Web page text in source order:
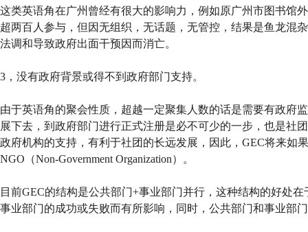
这类英语角在广州曾经有很大的影响力，例如原广州市图书馆
超两百人参与，但因无组织，无话题，无管控，结果是鱼龙混
法调和导致政府出面干预因而消亡。
3，没有政府背景或得不到政府部门支持。
由于英语角的聚会性质，超越一定聚集人数的话是需要有政府
展下去，到政府部门进行正式注册是必不可少的一步，也是社
政府机构的支持，有利于社团的长远发展，因此，GEC将来如
NGO（Non-Government Organization）。
目前GEC的结构是公共部门+事业部门并行，这种结构的好处
事业部门的成功或失败而有所影响，同时，公共部门和事业部